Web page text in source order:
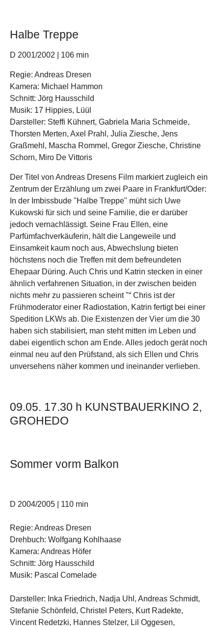
Halbe Treppe
D 2001/2002 | 106 min
Regie: Andreas Dresen
Kamera: Michael Hammon
Schnitt: Jörg Hausschild
Musik: 17 Hippies, Lüül
Darsteller: Steffi Kühnert, Gabriela Maria Schmeide,
Thorsten Merten, Axel Prahl, Julia Ziesche, Jens
Graßmehl, Mascha Rommel, Gregor Ziesche, Christine
Schorn, Miro De Vittoris
Der Titel von Andreas Dresens Film markiert zugleich ein
Zentrum der Erzählung um zwei Paare in Frankfurt/Oder:
In der Imbissbude "Halbe Treppe" müht sich Uwe
Kukowski für sich und seine Familie, die er darüber
jedoch vernachlässigt. Seine Frau Ellen, eine
Parfümfachverkäuferin, hält die Langeweile und
Einsamkeit kaum noch aus, Abwechslung bieten
höchstens noch die Treffen mit dem befreundeten
Ehepaar Düring. Auch Chris und Katrin stecken in einer
ähnlich verfahrenen Situation, in der zwischen beiden
nichts mehr zu passieren scheint "“ Chris ist der
Frühmoderator einer Radiostation, Katrin fertigt bei einer
Spedition LKWs ab. Die Existenzen der Vier um die 30
haben sich stabilisiert, man steht mitten im Leben und
dabei eigentlich schon am Ende. Alles jedoch gerät noch
einmal neu auf den Prüfstand, als sich Ellen und Chris
unversehens näher kommen und ineinander verlieben.
09.05. 17.30 h KUNSTBAUERKINO 2,
GROHEDO
Sommer vorm Balkon
D 2004/2005 | 110 min
Regie: Andreas Dresen
Drehbuch: Wolfgang Kohlhaase
Kamera: Andreas Höfer
Schnitt: Jörg Hausschild
Musik: Pascal Comelade
Darsteller: Inka Friedrich, Nadja Uhl, Andreas Schmidt,
Stefanie Schönfeld, Christel Peters, Kurt Radekte,
Vincent Redetzki, Hannes Stelzer, Lil Oggesen,